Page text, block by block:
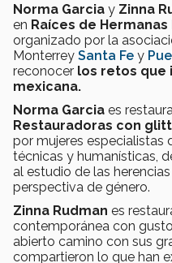
Norma Garcia y Zinna
en Raíces de Hermanas
organizado por la
Monterrey Santa Fe y
reconocer los retos que
mexicana.
Norma Garcia es
Restauradoras con
por mujeres especialistas
técnicas y humanísticas,
al estudio de las
perspectiva de género.
Zinna Rudman es
contemporánea con
abierto camino con sus
compartieron lo que han